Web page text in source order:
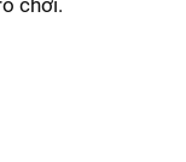
chơi.